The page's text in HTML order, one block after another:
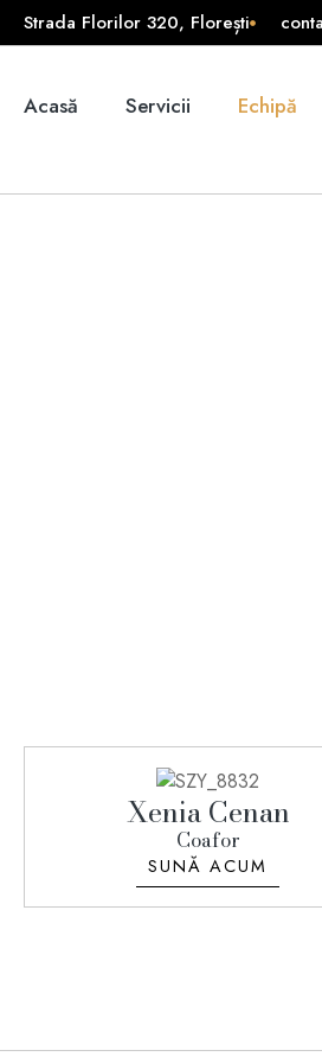
Strada Florilor 320, Florești
Acasă Servicii Echipă
Xenia Cenan
Coafor
SUNĂ ACUM